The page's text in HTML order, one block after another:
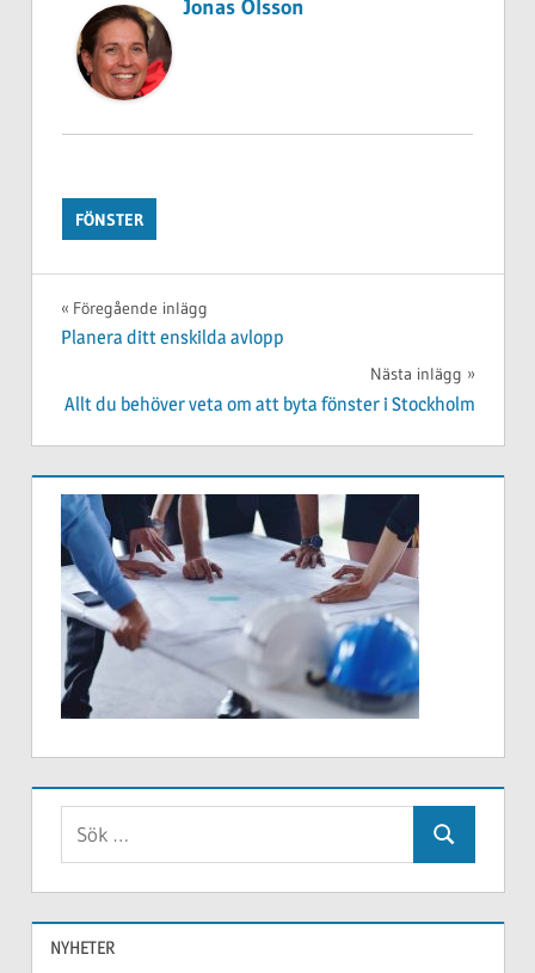
Jonas Olsson
FÖNSTER
Inläggsnavigering
Föregående inlägg
Planera ditt enskilda avlopp
Nästa inlägg
Allt du behöver veta om att byta fönster i Stockholm
Sök
NYHETER